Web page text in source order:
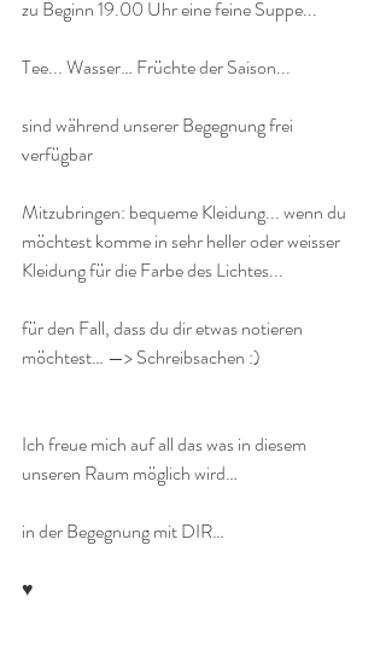
zu Beginn 19.00 Uhr eine feine Suppe...
Tee... Wasser… Früchte der Saison...
sind während unserer Begegnung frei
verfügbar
Mitzubringen: bequeme Kleidung... wenn du
möchtest komme in sehr heller oder weisser
Kleidung für die Farbe des Lichtes...
für den Fall, dass du dir etwas notieren
möchtest… —> Schreibsachen :)
Ich freue mich auf all das was in diesem
unseren Raum möglich wird…
in der Begegnung mit DIR…
♥